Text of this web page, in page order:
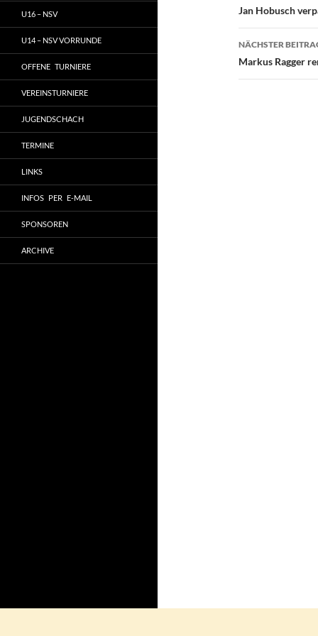
Jan Hobusch
NÄCHSTER
Markus Ragger
U16 – NSV
U14 – NSV VORRUNDE
OFFENE TURNIERE
VEREINSTURNIERE
JUGENDSCHACH
TERMINE
LINKS
INFOS PER E-MAIL
SPONSOREN
ARCHIVE